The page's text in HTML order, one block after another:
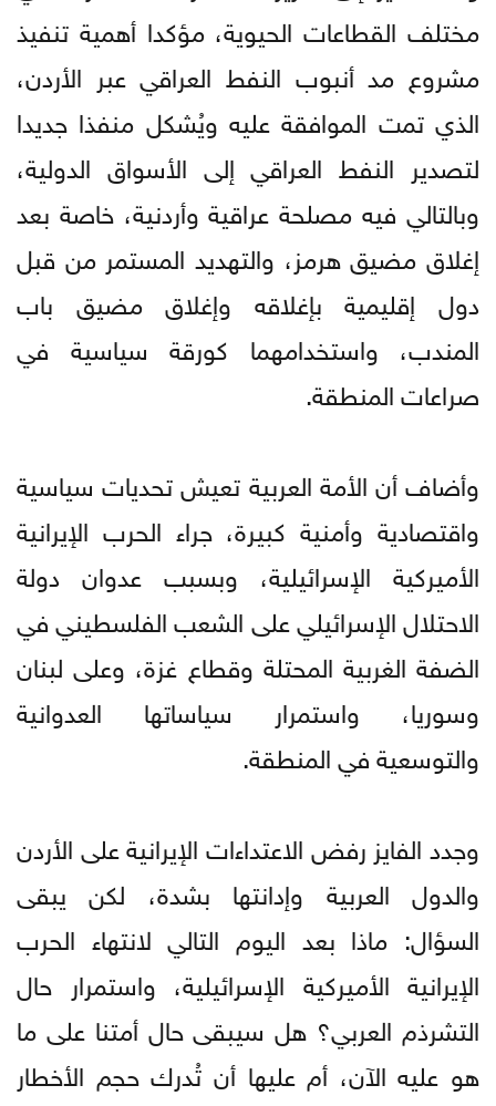
مختلف القطاعات الحيوية، مؤكدا أهمية تنفيذ
مشروع مد أنبوب النفط العراقي عبر الأردن،
الذي تمت الموافقة عليه ويُشكل منفذا جديدا
لتصدير النفط العراقي إلى الأسواق الدولية،
وبالتالي فيه مصلحة عراقية وأردنية، خاصة بعد
إغلاق مضيق هرمز، والتهديد المستمر من قبل
دول إقليمية بإغلاقه وإغلاق مضيق باب
المندب، واستخدامهما كورقة سياسية في
صراعات المنطقة.
وأضاف أن الأمة العربية تعيش تحديات سياسية
واقتصادية وأمنية كبيرة، جراء الحرب الإيرانية
الأميركية الإسرائيلية، وبسبب عدوان دولة
الاحتلال الإسرائيلي على الشعب الفلسطيني في
الضفة الغربية المحتلة وقطاع غزة، وعلى لبنان
وسوريا، واستمرار سياساتها العدوانية
والتوسعية في المنطقة.
وجدد الفايز رفض الاعتداءات الإيرانية على الأردن
والدول العربية وإدانتها بشدة، لكن يبقى
السؤال: ماذا بعد اليوم التالي لانتهاء الحرب
الإيرانية الأميركية الإسرائيلية، واستمرار حال
التشرذم العربي؟ هل سيبقى حال أمتنا على ما
هو عليه الآن، أم عليها أن تُدرك حجم الأخطار